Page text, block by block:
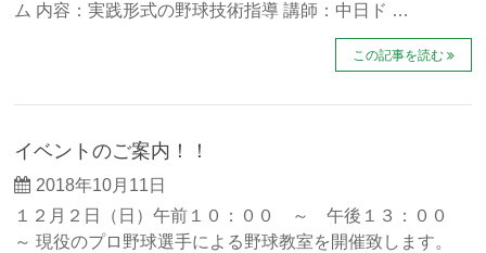
ム 内容：実践形式の野球技術指導 講師：中日ド …
この記事を読む
イベントのご案内！！
2018年10月11日
１２月２日（日）午前１０：００ ～ 午後１３：００
～ 現役のプロ野球選手による野球教室を開催致します。